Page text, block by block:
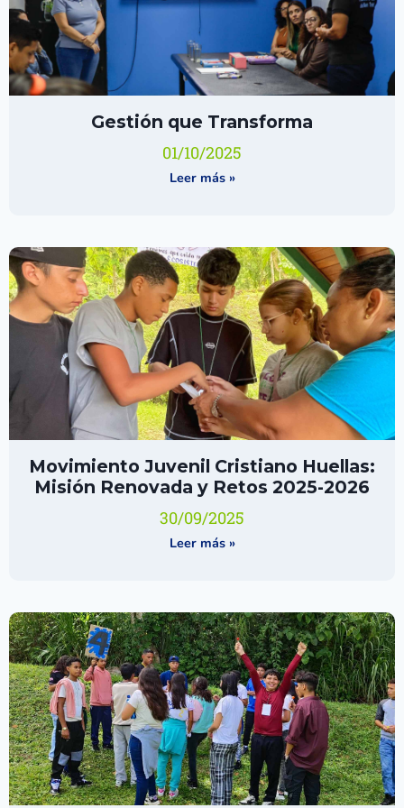
Gestión que Transforma
01/10/2025
Leer más »
Movimiento Juvenil Cristiano Huellas:
Misión Renovada y Retos 2025-2026
30/09/2025
Leer más »